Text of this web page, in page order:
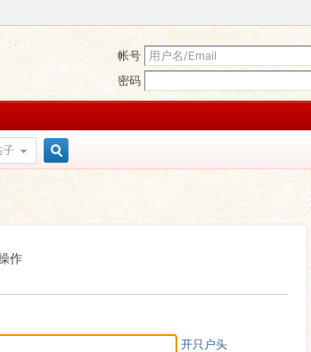
帐号
密码
子
作
开只户头